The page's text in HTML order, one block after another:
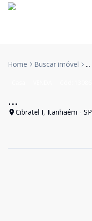
Home Buscar imóvel ...
...
Cibratel I, Itanhaém - SP